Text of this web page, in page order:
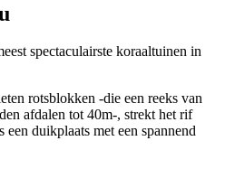
spectaculairste koraaltuinen in
rotsblokken -die een reeks van
afdalen tot 40m-, strekt het rif
duikplaats met een spannend